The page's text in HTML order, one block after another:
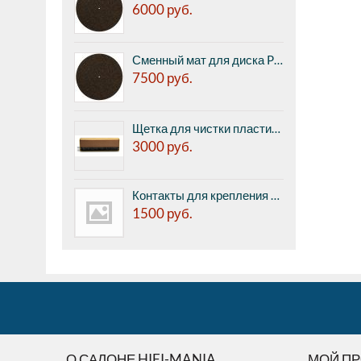
6000руб.
Сменный мат для диска Pro-ject CORK & RUBBER IT, 3мм
7500руб.
Щетка для чистки пластинок Pro-ject BRUSH IT Premium
3000руб.
Контакты для крепления картриджа к тонарму Pro-Ject Pin IT (8 шт. в комплекте)
1500руб.